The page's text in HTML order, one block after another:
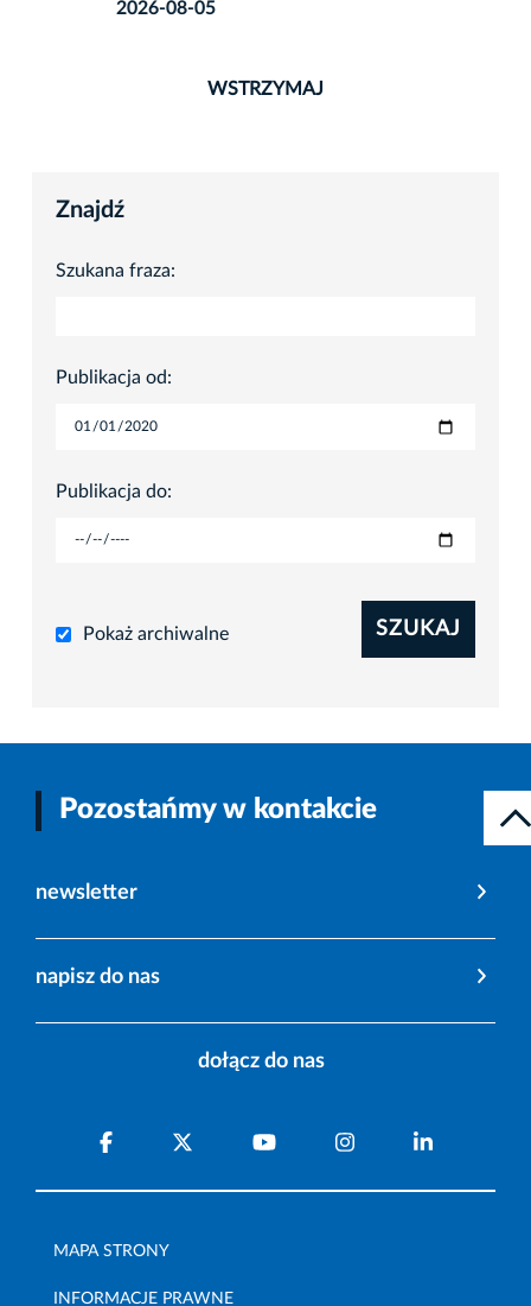
2026-08-05
WSTRZYMAJ
Znajdź
Szukana fraza:
Publikacja od:
Publikacja do:
Pokaż archiwalne SZUKAJ
Pozostańmy w kontakcie
newsletter
napisz do nas
dołącz do nas
MAPA STRONY
INFORMACJE PRAWNE